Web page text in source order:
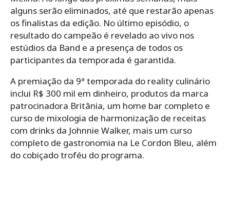
alguns serão eliminados, até que restarão apenas
os finalistas da edição. No último episódio, o
resultado do campeão é revelado ao vivo nos
estúdios da Band e a presença de todos os
participantes da temporada é garantida.
A premiação da 9ª temporada do reality culinário
inclui R$ 300 mil em dinheiro, produtos da marca
patrocinadora Britânia, um home bar completo e
curso de mixologia de harmonização de receitas
com drinks da Johnnie Walker, mais um curso
completo de gastronomia na Le Cordon Bleu, além
do cobiçado troféu do programa.